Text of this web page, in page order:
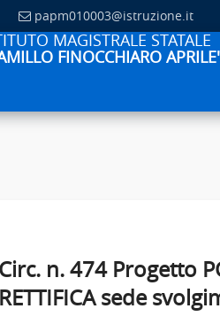
papm010003@istruzione.it
MAGISTRALE STATALE
FINOCCHIARO
Circ. n. 474 Progetto
RETTIFICA sede